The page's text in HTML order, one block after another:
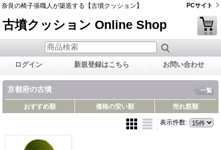
奈良の椅子張職人が築造する【古墳クッション】 PCサイト
古墳クッション Online Shop
ログイン 新規登録はこちら お問い合わせ
京都府の古墳 一覧
おすすめ順 価格の安い順 売れ筋順
表示件数: